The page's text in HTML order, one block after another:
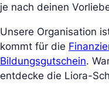
je nach deinen
Unsere Organisation
kommt für die
Bildungsgutschein.
entdecke die Liora-